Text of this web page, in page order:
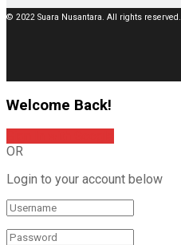
© 2022 Suara Nusantara. All rights reserved.
Welcome Back!
OR
Login to your account below